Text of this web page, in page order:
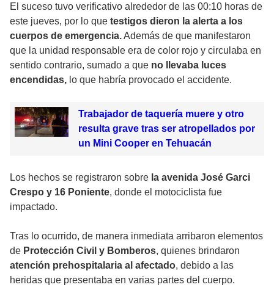
El suceso tuvo verificativo alrededor de las 00:10 horas de
este jueves, por lo que testigos dieron la alerta a los
cuerpos de emergencia.Además de que manifestaron
que la unidad responsable era de color rojo y circulaba en
sentido contrario, sumado a que no llevaba luces
encendidas, lo que habría provocado el accidente.
Trabajador de taquería muere y otro
resulta grave tras ser atropellados por
un Mini Cooper en Tehuacán
Los hechos se registraron sobre la avenida José Garci
Crespo y 16 Poniente, donde el motociclista fue
impactado.
Tras lo ocurrido, de manera inmediata arribaron elementos
de Protección Civil y Bomberos, quienes brindaron
atención prehospitalaria al afectado, debido a las
heridas que presentaba en varias partes del cuerpo.